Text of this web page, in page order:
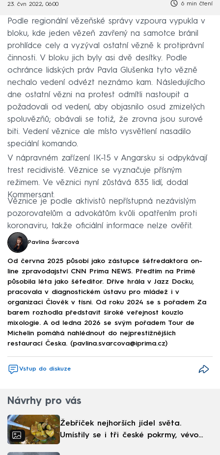
23. čvn 2022, 06:00 6 min čtení
Podle regionální vězeňské správy vzpoura vypukla v
bloku, kde jeden vězeň zavřený na samotce bránil
prohlídce cely a vyzýval ostatní vězně k protiprávní
činnosti. V bloku jich byly asi dvě desítky. Podle
ochránce lidských práv Pavla Glušenka tyto vězně
nechalo vedení odvézt neznámo kam. Následujícího
dne ostatní vězni na protest odmítli nastoupit a
požadovali od vedení, aby objasnilo osud zmizelých
spoluvězňů; obávali se totiž, že zrovna jsou surové
biti. Vedení věznice ale místo vysvětlení nasadilo
speciální komando.
V nápravném zařízení IK-15 v Angarsku si odpykávají
trest recidivisté. Věznice se vyznačuje přísným
režimem. Ve věznici nyní zůstává 835 lidí, dodal
Kommersant.
Věznice je podle aktivistů nepřístupná nezávislým
pozorovatelům a advokátům kvůli opatřením proti
koronaviru, takže oficiální informace nelze ověřit.
Pavlína Švarcová
Od června 2025 působí jako zástupce šéfredaktora on-
line zpravodajství CNN Prima NEWS. Předtím na Primě
působila léta jako šéfeditor. Dříve hrála v Jazz Docku,
pracovala v diagnostickém ústavu pro mládež i v
organizaci Člověk v tísni. Od roku 2024 se s pořadem Za
barem rozhodla představit široké veřejnost kouzlo
mixologie. A od ledna 2026 se svým pořadem Tour de
Michelin pomáhá nahlédnout do nejprestižnějších
restaurací Česka. (pavlina.svarcova@iprima.cz)
Vstup do diskuze
Návrhy pro vás
Žebříček nejhorších jídel světa.
Umístily se i tři české pokrmy, vévodí